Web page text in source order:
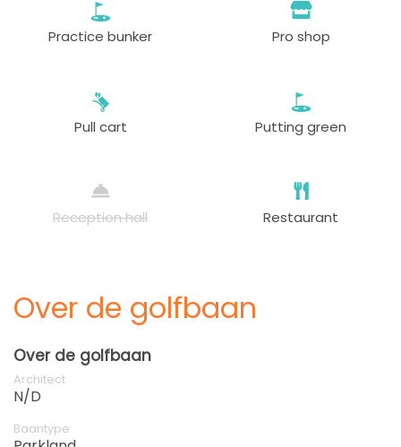
Practice bunker Pro shop
Pull cart Putting green
Reception hall Restaurant
Over de golfbaan
Over de golfbaan
Architect
N/D
Baantype